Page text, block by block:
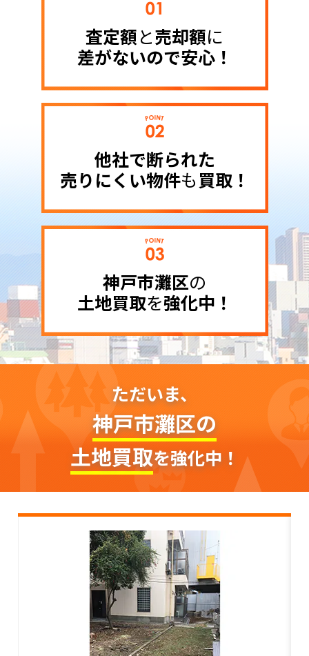
査定額と売却額に
差がないので安心！
他社で断られた
売りにくい物件も買取！
神戸市灘区の
土地買取を強化中！
ただいま、
神戸市灘区の
土地買取を強化中！